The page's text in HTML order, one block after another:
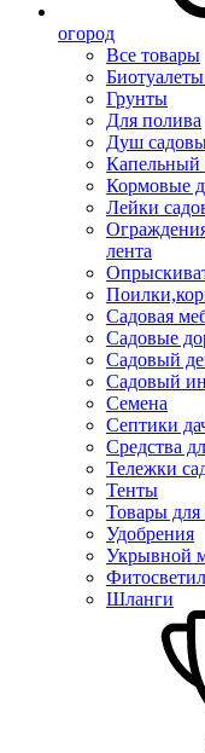
огород
Все товары
Грунты
Для полива
Душ
Капельный
Кормовые
Лейки
лента
Садовая
Садовые
Садовый
Садовый
Семена
Септики
Средства
Тележки
Тенты
Товары для
Удобрения
Укрывной
Шланги